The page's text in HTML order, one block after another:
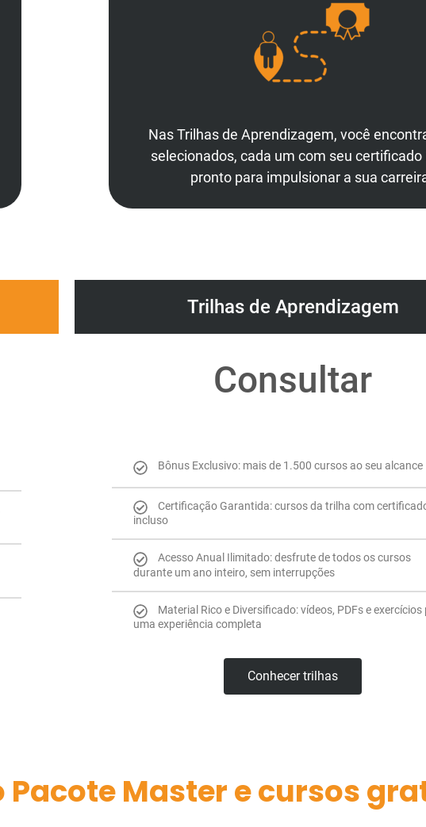
Nas Trilhas de Aprendizagem, você
selecionados, cada um com seu certificado
pronto para impulsionar a sua
Trilhas de Aprendizagem
Consultar
Bônus Exclusivo: mais de 1.500 cursos ao seu alcance
Certificação Garantida: cursos da trilha com
incluso
Acesso Anual Ilimitado: desfrute de todos os cursos
durante um ano inteiro, sem interrupções
Material Rico e Diversificado: vídeos, PDFs e exercícios
uma experiência completa
Conhecer trilhas
Pacote Master e cursos